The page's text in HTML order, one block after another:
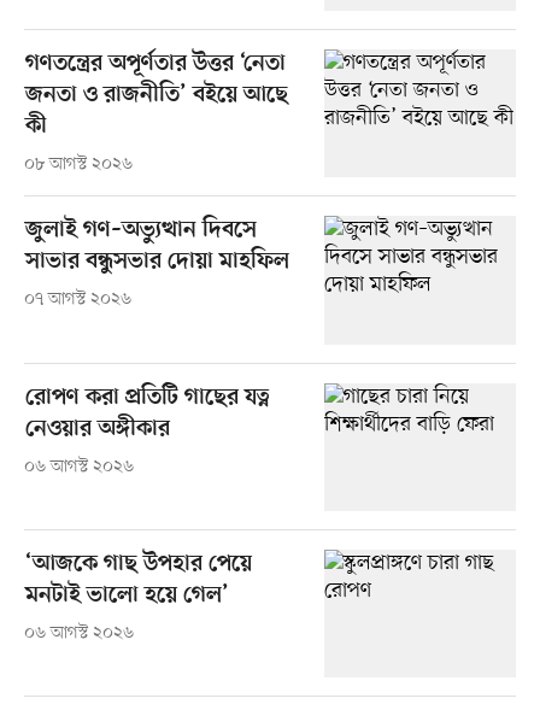
গণতন্ত্রের অপূর্ণতার উত্তর ‘নেতা
জনতা ও রাজনীতি’ বইয়ে আছে
কী
০৮ আগস্ট ২০২৬
জুলাই গণ–অভ্যুত্থান দিবসে
সাভার বন্ধুসভার দোয়া মাহফিল
০৭ আগস্ট ২০২৬
রোপণ করা প্রতিটি গাছের যত্ন
নেওয়ার অঙ্গীকার
০৬ আগস্ট ২০২৬
‘আজকে গাছ উপহার পেয়ে
মনটাই ভালো হয়ে গেল’
০৬ আগস্ট ২০২৬